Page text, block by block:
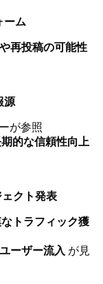
ーム
再投稿の可能性
源
が参照
的な信頼性向上
クト発表
トラフィック獲
ーザー流入 が見